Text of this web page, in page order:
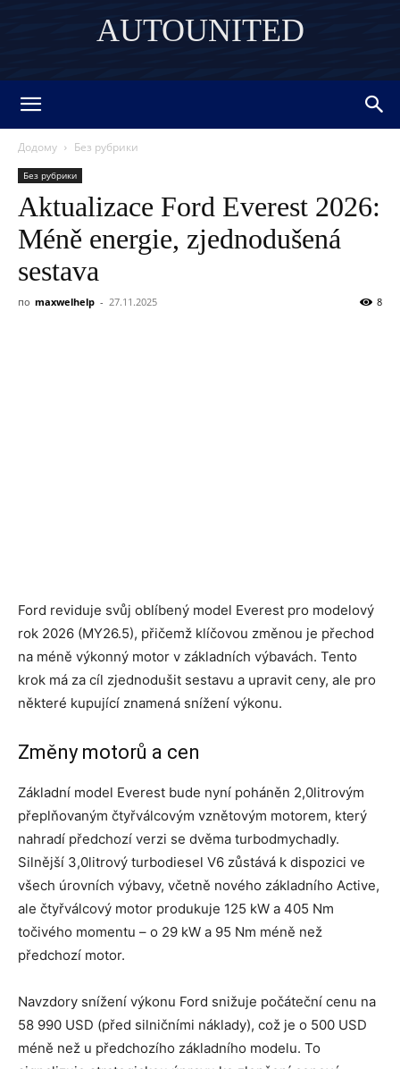
AUTOUNITED
Додому Без рубрики
Без рубрики
Aktualizace Ford Everest 2026:
Méně energie, zjednodušená
sestava
по maxwelhelp - 27.11.2025 8
Ford reviduje svůj oblíbený model Everest pro modelový
rok 2026 (MY26.5), přičemž klíčovou změnou je přechod
na méně výkonný motor v základních výbavách. Tento
krok má za cíl zjednodušit sestavu a upravit ceny, ale pro
některé kupující znamená snížení výkonu.
Změny motorů a cen
Základní model Everest bude nyní poháněn 2,0litrovým
přeplňovaným čtyřválcovým vznětovým motorem, který
nahradí předchozí verzi se dvěma turbodmychadly.
Silnější 3,0litrový turbodiesel V6 zůstává k dispozici ve
všech úrovních výbavy, včetně nového základního Active,
ale čtyřválcový motor produkuje 125 kW a 405 Nm
točivého momentu – o 29 kW a 95 Nm méně než
předchozí motor.
Navzdory snížení výkonu Ford snižuje počáteční cenu na
58 990 USD (před silničními náklady), což je o 500 USD
méně než u předchozího základního modelu. To